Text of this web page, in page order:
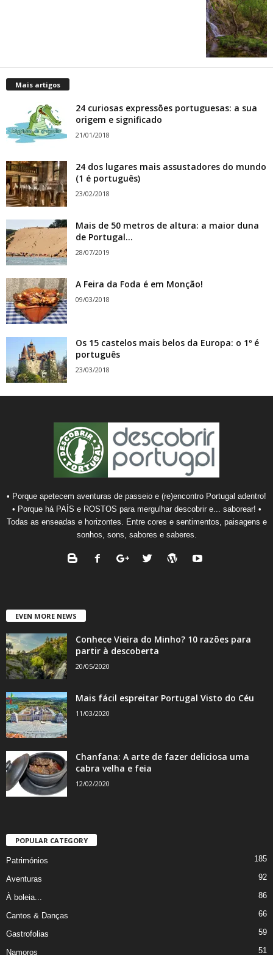
Mais artigos
24 curiosas expressões portuguesas: a sua
origem e significado
21/01/2018
24 dos lugares mais assustadores do mundo
(1 é português)
23/02/2018
Mais de 50 metros de altura: a maior duna
de Portugal...
28/07/2019
A Feira da Foda é em Monção!
09/03/2018
Os 15 castelos mais belos da Europa: o 1º é
português
23/03/2018
• Porque apetecem aventuras de passeio e (re)encontro Portugal adentro!
• Porque há PAÍS e ROSTOS para mergulhar descobrir e... saborear! •
Todas as enseadas e horizontes. Entre cores e sentimentos, paisagens e
sonhos, sons, sabores e saberes.
EVEN MORE NEWS
Conhece Vieira do Minho? 10 razões para
partir à descoberta
20/05/2020
Mais fácil espreitar Portugal Visto do Céu
11/03/2020
Chanfana: A arte de fazer deliciosa uma
cabra velha e feia
12/02/2020
POPULAR CATEGORY
Patrimónios 185
Aventuras 92
À boleia... 86
Cantos & Danças 66
Gastrofolias 59
Namoros 51